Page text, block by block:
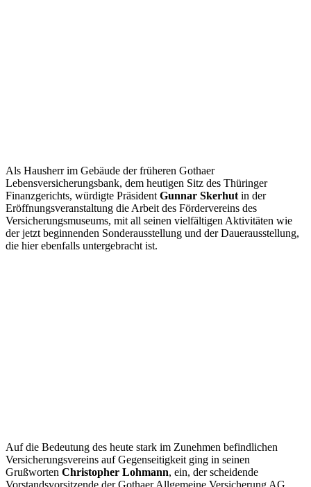
Als Hausherr im Gebäude der früheren Gothaer
Lebensversicherungsbank, dem heutigen Sitz des Thüringer
Finanzgerichts, würdigte PräsidentGunnar Skerhutin der
Eröffnungsveranstaltung die Arbeit des Fördervereins des
Versicherungsmuseums, mit all seinen vielfältigen Aktivitäten wie
der jetzt beginnenden Sonderausstellung und der Dauerausstellung,
die hier ebenfalls untergebracht ist.
Auf die Bedeutung des heute stark im Zunehmen befindlichen
Versicherungsvereins auf Gegenseitigkeit ging in seinen
Grußworten Christopher Lohmann, ein, der scheidende